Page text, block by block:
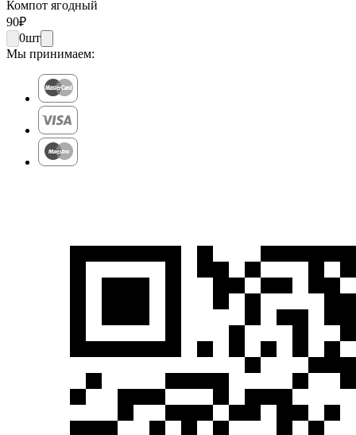
Компот ягодный
90₽
0шт
Мы принимаем: